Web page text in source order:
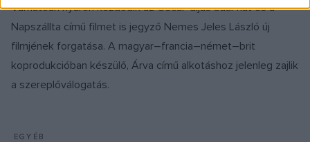
Várhatóan nyáron kezdődik az Oscar-díjas Saul fiát és a
Napszállta című filmet is jegyző Nemes Jeles László új
filmjének forgatása. A magyar–francia–német–brit
koprodukcióban készülő, Árva című alkotáshoz jelenleg zajlik
a szereplőválogatás.
EGYÉB